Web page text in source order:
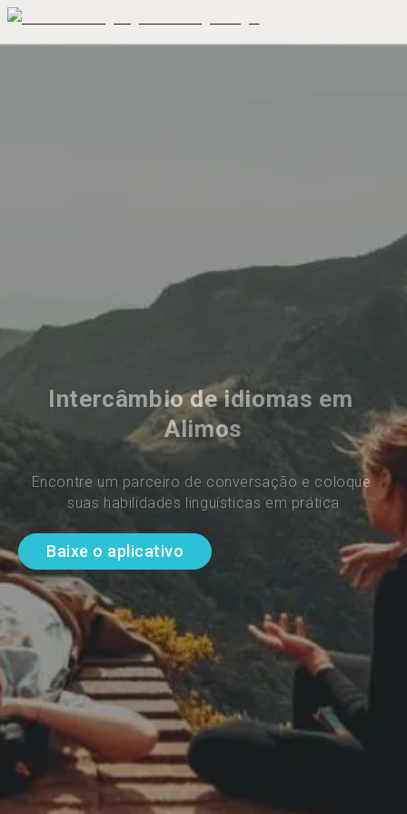
Intercâmbio de idiomas em
Alimos
Encontre um parceiro de conversação e coloque
suas habilidades linguísticas em prática
Baixe o aplicativo